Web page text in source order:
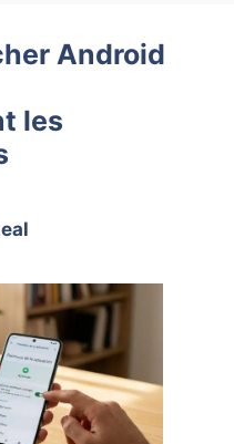
Android
les